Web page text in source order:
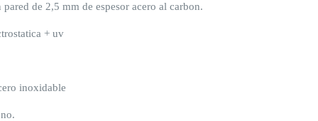
de 2,5 mm de espesor acero al carbon.
+ uv
inoxidable